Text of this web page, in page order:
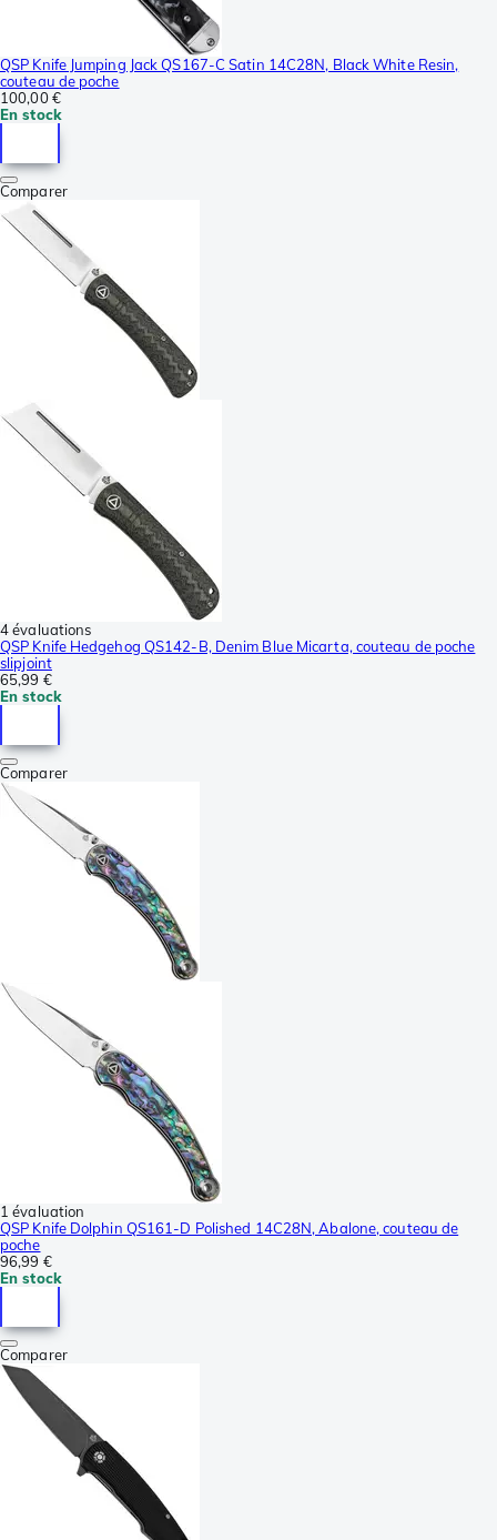
QSP Knife Jumping Jack QS167-C Satin 14C28N, Black White Resin,
couteau de poche
100,00 €
En stock
Comparer
4 évaluations
QSP Knife Hedgehog QS142-B, Denim Blue Micarta, couteau de poche
slipjoint
65,99 €
En stock
Comparer
1 évaluation
QSP Knife Dolphin QS161-D Polished 14C28N, Abalone, couteau de
poche
96,99 €
En stock
Comparer